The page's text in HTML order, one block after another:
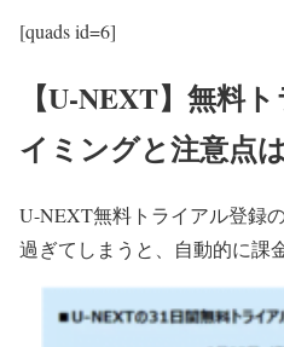
[quads id=6]
【U-NEXT】無料
イミングと注意点
U-NEXT無料トライアル登録
過ぎてしまうと、自動的に課